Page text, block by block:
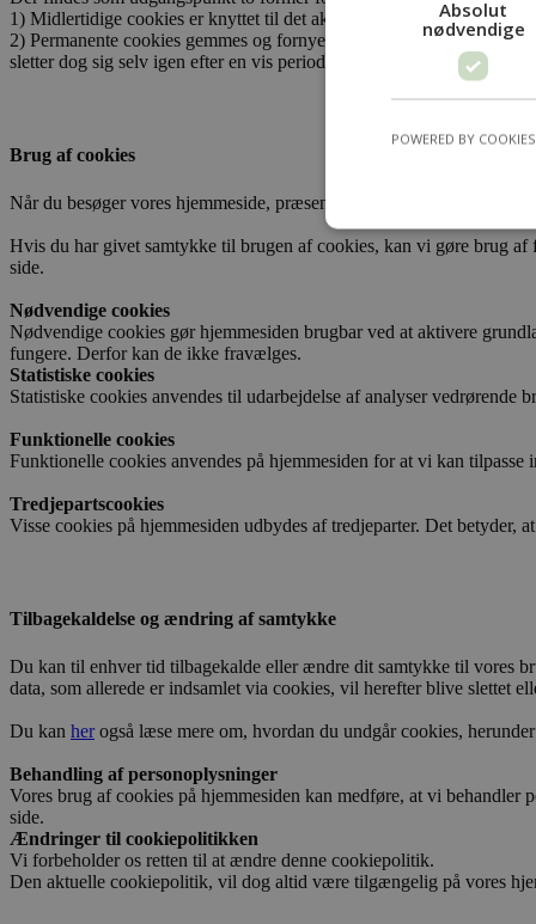
1) Midlertidige cookies er knyttet til det aktuelle besøg på en
2) Permanente cookies gemmes og fornyes automatisk, hver gang
sletter dog sig selv igen efter en vis periode.
Brug af cookies
Når du besøger vores hjemmeside, præsenteres et ’cookiebanner’,
Hvis du har givet samtykke til brugen af cookies, kan vi gøre brug af
side.
Nødvendige cookies
Nødvendige cookies gør hjemmesiden brugbar ved at aktivere
fungere. Derfor kan de ikke fravælges.
Statistiske cookies
Statistiske cookies anvendes til udarbejdelse af analyser
Funktionelle cookies
Funktionelle cookies anvendes på hjemmesiden for at vi kan
Tredjepartscookies
Visse cookies på hjemmesiden udbydes af tredjeparter. Det
Tilbagekaldelse og ændring af samtykke
Du kan til enhver tid tilbagekalde eller ændre dit samtykke til vores
data, som allerede er indsamlet via cookies, vil herefter blive slettet
Du kan herogså læse mere om, hvordan du undgår cookies,
Behandling af personoplysninger
Vores brug af cookies på hjemmesiden kan medføre, at vi
side.
Ændringer til cookiepolitikken
Vi forbeholder os retten til at ændre denne cookiepolitik.
Den aktuelle cookiepolitik, vil dog altid være tilgængelig på vores
Absolut
nødvendige
POWERED BY